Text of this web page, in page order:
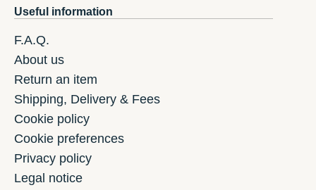
Useful information
F.A.Q.
About us
Return an item
Shipping, Delivery & Fees
Cookie policy
Cookie preferences
Privacy policy
Legal notice